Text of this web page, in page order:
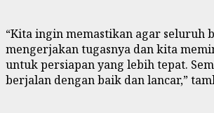
“Kita ingin memastikan agar seluruh
mengerjakan tugasnya dan kita
untuk persiapan yang lebih tepat.
berjalan dengan baik dan lancar,”